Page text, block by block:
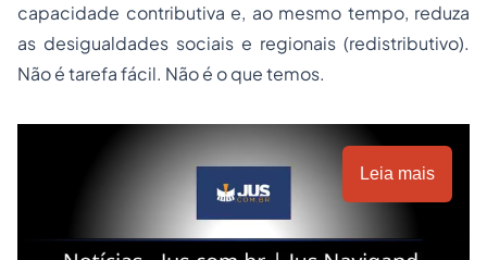
capacidade contributiva e, ao mesmo tempo, reduza
as desigualdades sociais e regionais (redistributivo).
Não é tarefa fácil. Não é o que temos.
Leia mais